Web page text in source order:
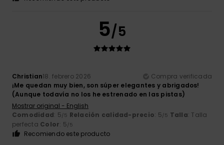
5/5
Christian18. febrero 2026
Compra verificada
¡Me quedan muy bien, son súper elegantes y abrigados!
(Aunque todavía no los he estrenado en las pistas)
Mostrar original - English
Comodidad: 5/5 Relación calidad-precio: 5/5 Talla: Talla
perfecta Color: 5/5
Recomiendo este producto